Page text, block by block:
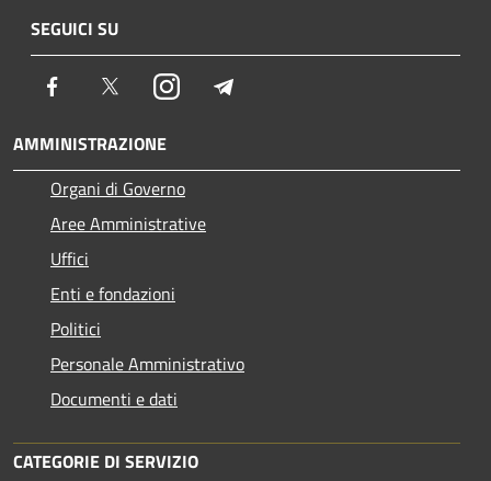
SEGUICI SU
Facebook TwitterInstagram
AMMINISTRAZIONE
Organi di Governo
Aree Amministrative
Uffici
Enti e fondazioni
Politici
Personale Amministrativo
Documenti e dati
CATEGORIE DI SERVIZIO